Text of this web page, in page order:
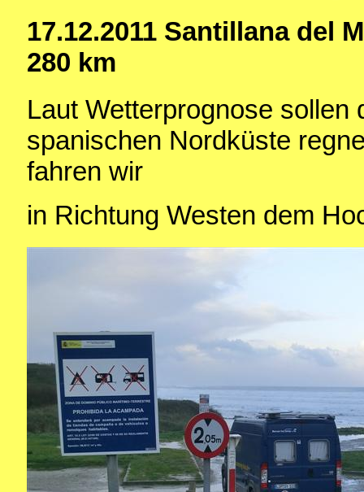
17.12.2011 Santillana del
280 km
Laut Wetterprognose sollen
spanischen Nordküste
fahren wir
in Richtung Westen dem